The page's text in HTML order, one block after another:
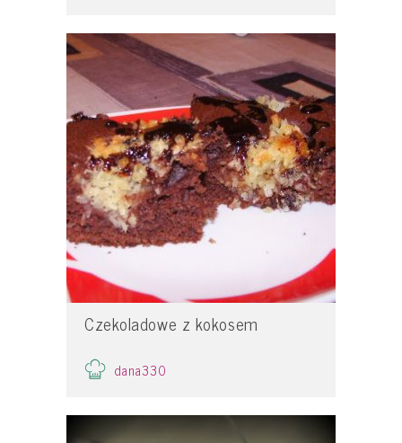
Czekoladowe z kokosem
dana330